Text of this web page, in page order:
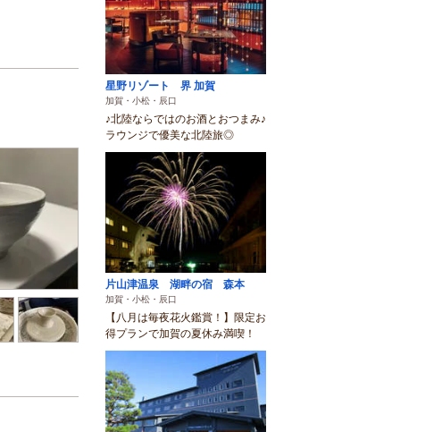
星野リゾート 界 加賀
加賀・小松・辰口
♪北陸ならではのお酒とおつまみ♪
ラウンジで優美な北陸旅◎
片山津温泉 湖畔の宿 森本
加賀・小松・辰口
【八月は毎夜花火鑑賞！】限定お
得プランで加賀の夏休み満喫！